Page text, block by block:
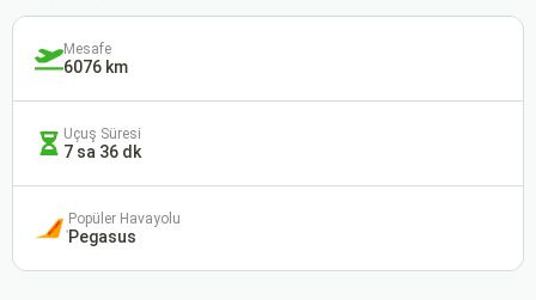
Mesafe
6076 km
Uçuş Süresi
7 sa 36 dk
Popüler Havayolu
Pegasus